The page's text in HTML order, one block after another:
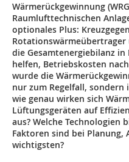
Wärmerückgewinnung
Raumlufttechnischen
optionales Plus:
Rotationswärmeübertrager
die Gesamtenergiebilanz
helfen, Betriebskosten
wurde die
nur zum Regelfall, sondern
wie genau wirken sich
Lüftungsgeräten auf
aus? Welche Technologien
Faktoren sind bei Planung,
wichtigsten?